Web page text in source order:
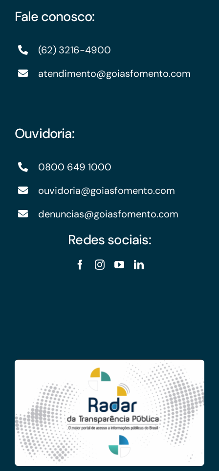
Fale conosco:
(62) 3216-4900
atendimento@goiasfomento.com
Ouvidoria:
0800 649 1000
ouvidoria@goiasfomento.com
denuncias@goiasfomento.com
Redes sociais: